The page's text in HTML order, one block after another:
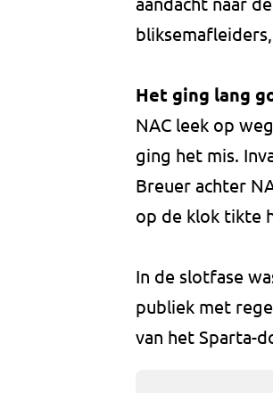
Het ging lang
NAC leek op
ging het mis.
Breuer achter
op de klok tikte
In de slotfase
publiek met
van het Sparta-